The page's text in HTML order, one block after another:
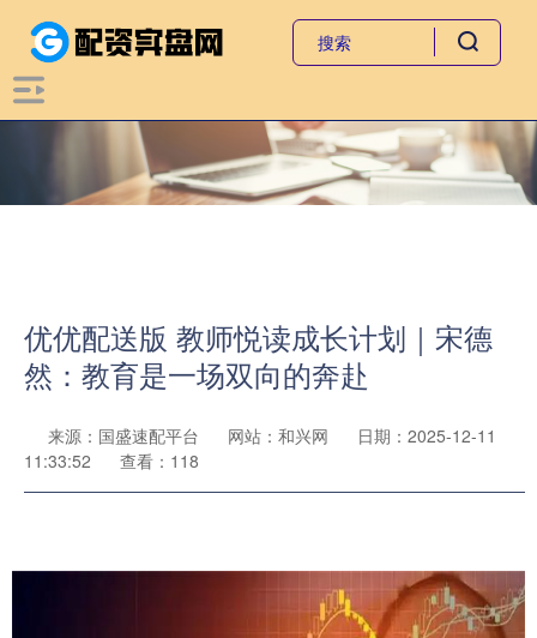
优优配送版 教师悦读成长计划｜宋德
然：教育是一场双向的奔赴
来源：国盛速配平台 网站：和兴网
日期：2025-12-11
11:33:52
查看：118